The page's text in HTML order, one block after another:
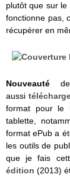
plutôt que sur le
fonctionne pas,
récupérer en
Nouveauté de
aussi
format pour le
tablette,
format ePub a
les outils de
que je fais
édition (2013)